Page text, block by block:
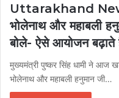
Uttarakhand
भोलेनाथ और महाबली
बोले- ऐसे आयोजन बढ़ाते
मुख्यमंत्री पुष्कर सिंह धामी ने आज
भोलेनाथ और महाबली हनुमान जी…